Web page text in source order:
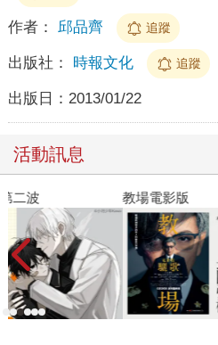
作者： 邱品齊 追蹤
出版社： 時報文化 追蹤
出版日： 2013/01/22
活動訊息
教場電影版